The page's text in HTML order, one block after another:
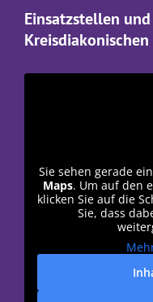
Einsatzstellen
Sie sehen gerade
Maps. Um auf den
klicken Sie auf die
Sie, dass